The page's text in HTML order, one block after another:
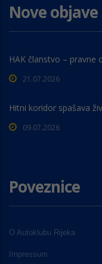
Nove objave
HAK članstvo – pravne
21.07.2026
Hitni koridor spašava
09.07.2026
Poveznice
O Autoklubu Rijeka
Impressum